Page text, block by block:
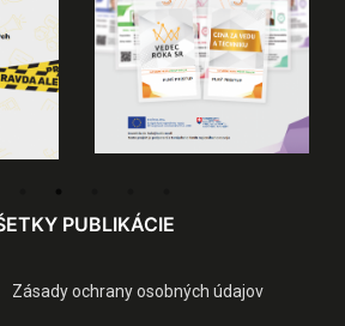
PUBLIKÁCIE
Zásady ochrany osobných údajov